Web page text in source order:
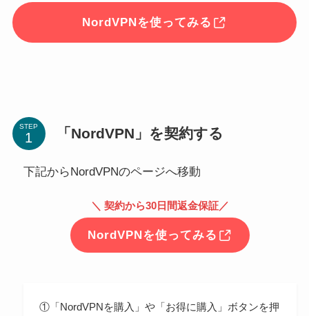
NordVPNを使ってみる
STEP 「NordVPN」を契約する
下記からNordVPNのページへ移動
＼ 契約から30日間返金保証／
NordVPNを使ってみる
①「NordVPNを購入」や「お得に購入」ボタンを押